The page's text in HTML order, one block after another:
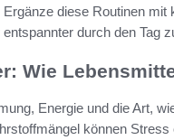
diese Routinen
durch den Tag
Wie
Energie und die Art,
können